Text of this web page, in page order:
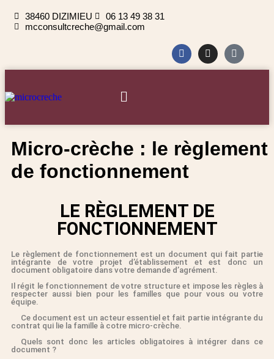
38460 DIZIMIEU
06 13 49 38 31
mcconsultcreche@gmail.com
Micro-crèche : le règlement
de fonctionnement
LE RÈGLEMENT DE
FONCTIONNEMENT
Le règlement de fonctionnement est un document qui fait partie
intégrante de votre projet d’établissement et est donc un
document obligatoire dans votre demande d’agrément.
Il régit le fonctionnement de votre structure et impose les règles à
respecter aussi bien pour les familles que pour vous ou votre
équipe.
Ce document est un acteur essentiel et fait partie intégrante du
contrat qui lie la famille à cotre micro-crèche.
Quels sont donc les articles obligatoires à intégrer dans ce
document ?